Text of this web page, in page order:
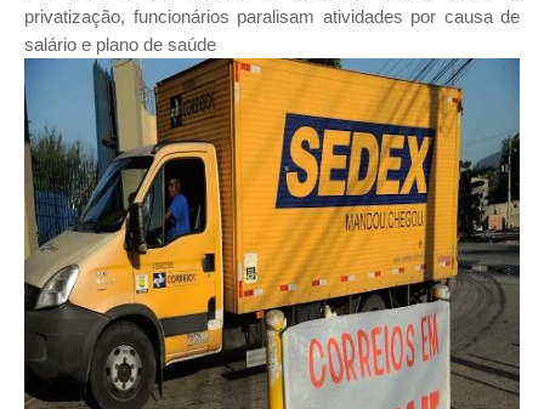
privatização, funcionários paralisam atividades por causa de
salário e plano de saúde